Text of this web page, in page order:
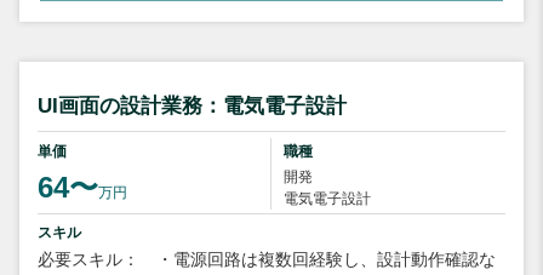
UI画面の設計業務：電気電子設計
単価
64〜万円
職種
開発
電気電子設計
スキル
必要スキル： ・電源回路は複数回経験し、設計動作確認な